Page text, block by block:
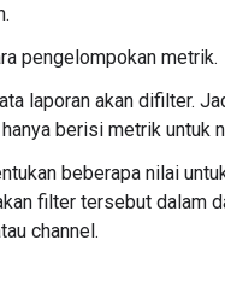
pengelompokan metrik.
laporan akan difilter.
berisi metrik untuk
beberapa nilai
filter tersebut
channel.